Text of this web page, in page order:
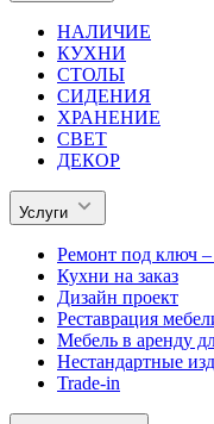
НАЛИЧИЕ
КУХНИ
СТОЛЫ
СИДЕНИЯ
ХРАНЕНИЕ
СВЕТ
ДЕКОР
Услуги
Ремонт под ключ
Кухни на заказ
Дизайн проект
Реставрация
Мебель в аренду
Нестандартные
Trade-in